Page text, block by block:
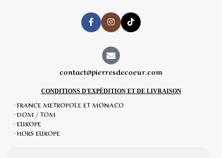
contact@pierresdecoeur.com
CONDITIONS D'EXPÉDITION ET DE LIVRAISON
FRANCE METROPOLE ET MONACO
DOM / TOM
EUROPE
HORS EUROPE